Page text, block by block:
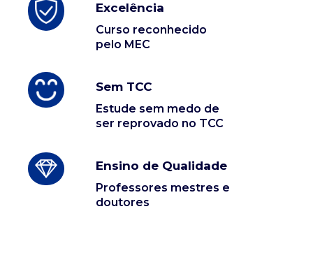
Excelência
Curso reconhecido
pelo MEC
Sem TCC
Estude sem medo de
ser reprovado no TCC
Ensino de Qualidade
Professores mestres e
doutores